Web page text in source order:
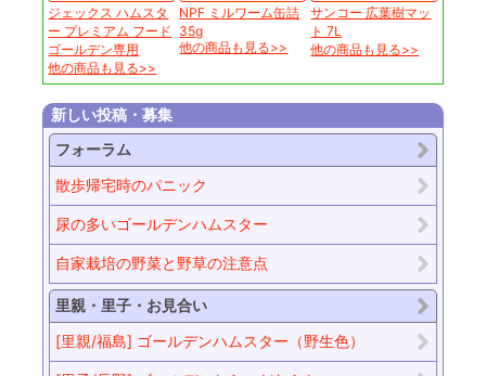
ジェックス ハムスタ
ー プレミアム フード
ゴールデン専用
他の商品も見る>>
NPF ミルワーム缶詰
35g
他の商品も見る>>
サンコー 広葉樹マッ
ト 7L
他の商品も見る>>
新しい投稿・募集
フォーラム
散歩帰宅時のパニック
尿の多いゴールデンハムスター
自家栽培の野菜と野草の注意点
里親・里子・お見合い
[里親/福島] ゴールデンハムスター（野生色）